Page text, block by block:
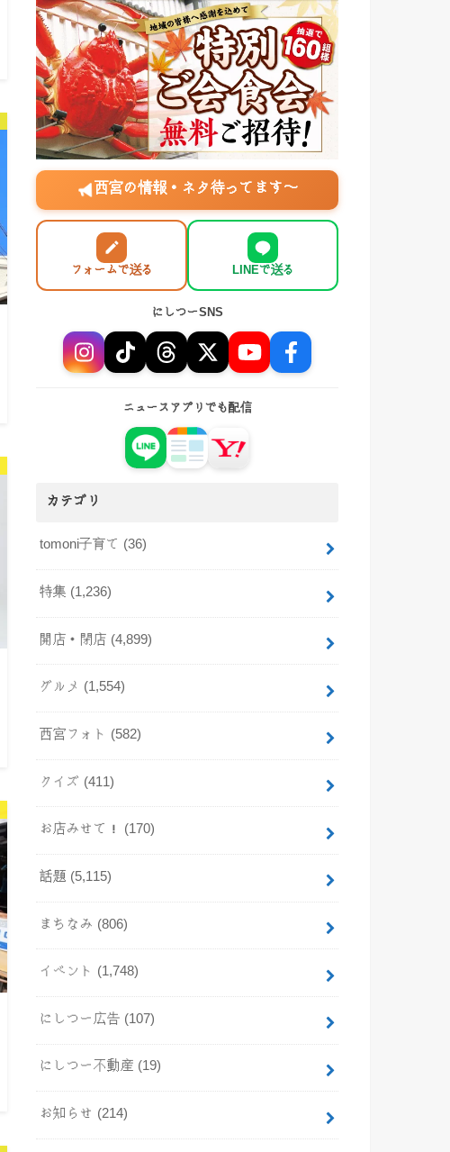
西宮の情報・ネタ待ってます〜
フォームで送る
LINEで送る
にしつーSNS
ニュースアプリでも配信
カテゴリ
tomoni子育て (36)
特集(1,236)
開店・閉店(4,899)
グルメ (1,554)
西宮フォト (582)
クイズ (411)
お店みせて！ (170)
話題(5,115)
まちなみ (806)
イベント (1,748)
にしつー広告(107)
にしつー不動産(19)
お知らせ (214)